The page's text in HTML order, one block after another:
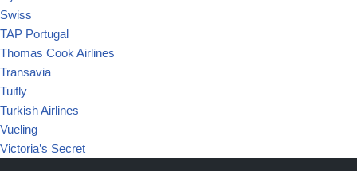
Swiss
TAP Portugal
Thomas Cook Airlines
Transavia
Tuifly
Turkish Airlines
Vueling
Victoria’s Secret